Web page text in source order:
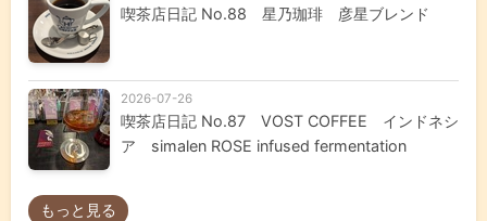
喫茶店日記 No.88 星乃珈琲 彦星ブレンド
2026-07-26
喫茶店日記 No.87 VOST COFFEE インドネシ
ア simalen ROSE infused fermentation
もっと見る